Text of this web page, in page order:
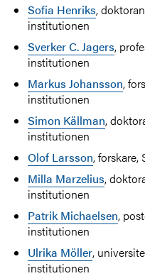
Sofia Henriks,
institutionen
Sverker C. Jagers,
institutionen
Markus Johansson,
institutionen
Simon Källman,
institutionen
Olof Larsson, forskare,
Milla Marzelius,
institutionen
Patrik Michaelsen,
institutionen
Ulrika Möller,
institutionen